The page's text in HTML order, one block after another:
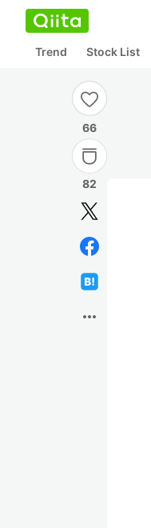
Trend Stock List
66
82
more_horiz